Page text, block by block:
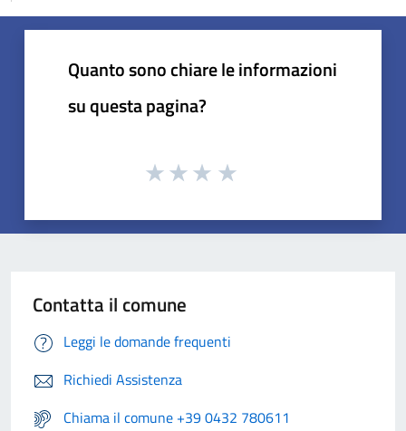
Quanto sono chiare le informazioni
su questa pagina?
Contatta il comune
Leggi le domande frequenti
Richiedi Assistenza
Chiama il comune +39 0432 780611